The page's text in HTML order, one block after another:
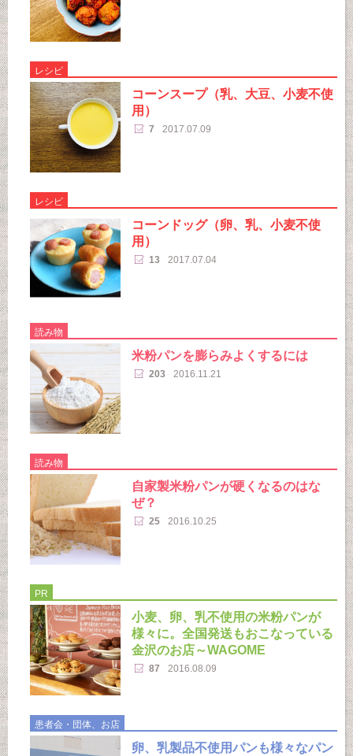
レシピ
コーンスープ（乳、大豆、小麦不使
用）
7 2017.07.09
レシピ
コーンドッグ（卵、乳、小麦不使
用）
13 2017.07.04
読み物
米粉パンを膨らみよくするには
203 2016.11.21
読み物
自家製米粉パンが硬くなるのはな
ぜ？
25 2016.10.25
PR
小麦、卵、乳不使用の米粉パンが
様々に。全国発送もおこなっている
金沢のお店～WAGOME
87 2016.08.09
患者会・団体、お店
卵、乳製品不使用パンも様々なパン